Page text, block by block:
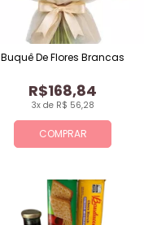
COMPRAR
3x de R$ 56,28
R$168,84
Buquê De Flores Brancas